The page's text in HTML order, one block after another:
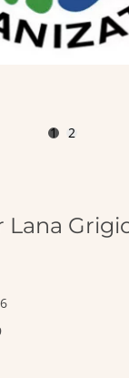
1 2
Lana